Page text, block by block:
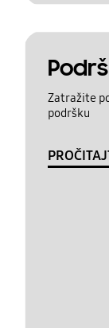
Zatražite
podršku